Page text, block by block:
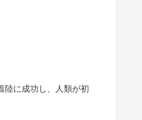
陸に成功し、人類が初